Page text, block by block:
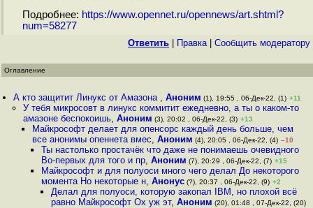
Подробнее: https://www.opennet.ru/opennews/art.shtml?
num=58277
Ответить Правка| Cообщить модератору
Оглавление
А кто защитит Линукс от Амазона ,Аноним (1), 19:55 , 06-Дек-22, (1) +11
У тебя микросовт в линукс коммитит ежедневно, а ты о каком-то
амазоне беспокоишь, Аноним (3), 20:02 , 06-Дек-22, (3) +13
Майкрософт делает для опенсорс каждый день больше, чем
все анонимы опеннета вмес, Аноним (4), 20:05 , 06-Дек-22, (4) –10
Ты настолько простачёк что даже не понимаешь очевидного
Во-первых для того и пр,Аноним (7), 20:29 , 06-Дек-22, (7) +15
Майкрософт и для полуоси много чего делал До некоторого
момента Но некоторые н,Анонус (?), 20:37 , 06-Дек-22, (9) +2
Делал для полуоси, которую закопал IBM, но плохой всё
равно Майкрософт Ох уж эт, Аноним (20), 01:48 , 07-Дек-22, (20)